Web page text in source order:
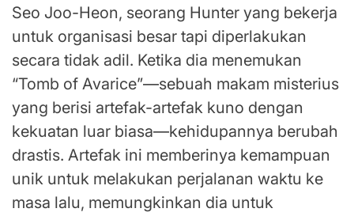
Seo Joo-Heon, seorang Hunter yang bekerja
untuk organisasi besar tapi diperlakukan
secara tidak adil. Ketika dia menemukan
“Tomb of Avarice”—sebuah makam misterius
yang berisi artefak-artefak kuno dengan
kekuatan luar biasa—kehidupannya berubah
drastis. Artefak ini memberinya kemampuan
unik untuk melakukan perjalanan waktu ke
masa lalu, memungkinkan dia untuk